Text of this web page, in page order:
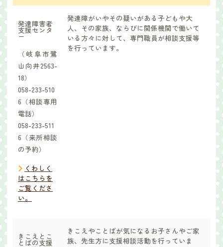
発達障害者
支援センタ
ー
（岐阜市鷺
山向井2563-
18）
058-233-510
6（相談専用
電話）
058-233-511
6（来所相談
の予約）
くわしく
はこちらを
ご覧くださ
い。
発達障がいやその疑いがある子どもや大
人、その家族、ならびに関係機関で働いて
いる方々に対して、専門職員が相談支援等
を行っています。
きこえとこ
とばの支援
きこえやことばが気になるお子さんやご家
族、先生方に支援相談活動を行っていま